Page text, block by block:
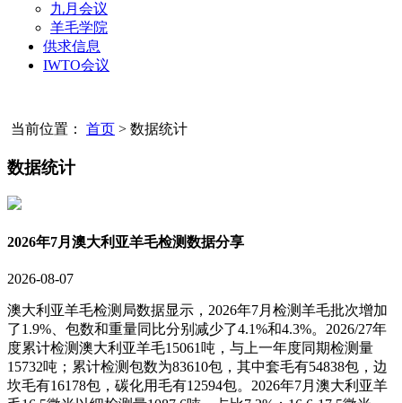
九月会议
羊毛学院
供求信息
IWTO会议
当前位置： 首页 > 数据统计
数据统计
2026年7月澳大利亚羊毛检测数据分享
2026-08-07
澳大利亚羊毛检测局数据显示，2026年7月检测羊毛批次增加
了1.9%、包数和重量同比分别减少了4.1%和4.3%。2026/27年
度累计检测澳大利亚羊毛15061吨，与上一年度同期检测量
15732吨；累计检测包数为83610包，其中套毛有54838包，边
坎毛有16178包，碳化用毛有12594包。2026年7月澳大利亚羊